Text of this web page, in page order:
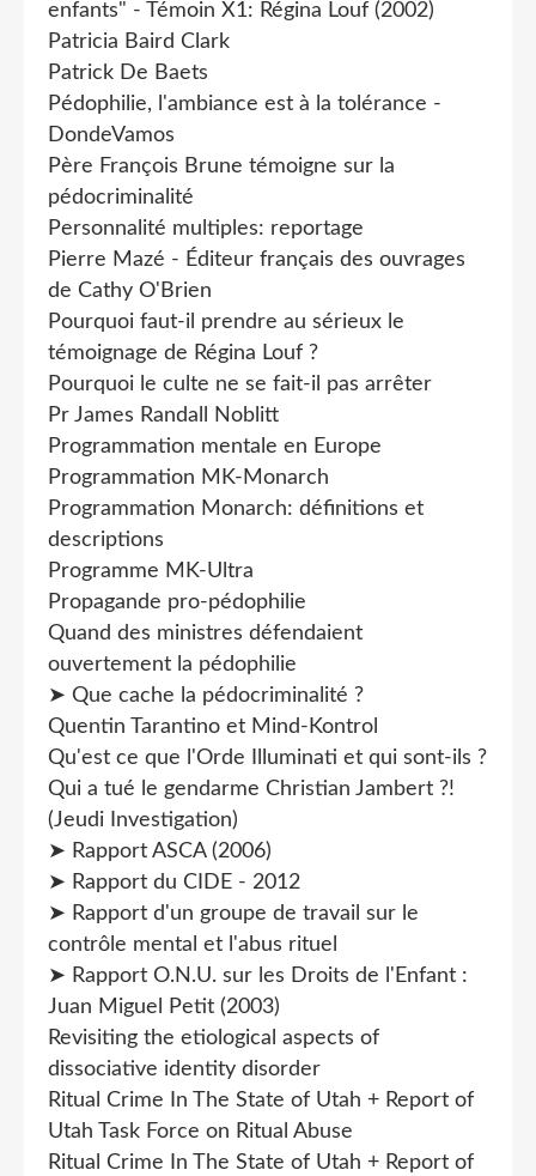
enfants" - Témoin X1: Régina Louf (2002)
Patricia Baird Clark
Patrick De Baets
Pédophilie, l'ambiance est à la tolérance -
DondeVamos
Père François Brune témoigne sur la
pédocriminalité
Personnalité multiples: reportage
Pierre Mazé - Éditeur français des ouvrages
de Cathy O'Brien
Pourquoi faut-il prendre au sérieux le
témoignage de Régina Louf ?
Pourquoi le culte ne se fait-il pas arrêter
Pr James Randall Noblitt
Programmation mentale en Europe
Programmation MK-Monarch
Programmation Monarch: définitions et
descriptions
Programme MK-Ultra
Propagande pro-pédophilie
Quand des ministres défendaient
ouvertement la pédophilie
➤ Que cache la pédocriminalité ?
Quentin Tarantino et Mind-Kontrol
Qu'est ce que l'Orde Illuminati et qui sont-ils ?
Qui a tué le gendarme Christian Jambert ?!
(Jeudi Investigation)
➤ Rapport ASCA (2006)
➤ Rapport du CIDE - 2012
➤ Rapport d'un groupe de travail sur le
contrôle mental et l'abus rituel
➤ Rapport O.N.U. sur les Droits de l'Enfant :
Juan Miguel Petit (2003)
Revisiting the etiological aspects of
dissociative identity disorder
Ritual Crime In The State of Utah + Report of
Utah Task Force on Ritual Abuse
Ritual Crime In The State of Utah + Report of